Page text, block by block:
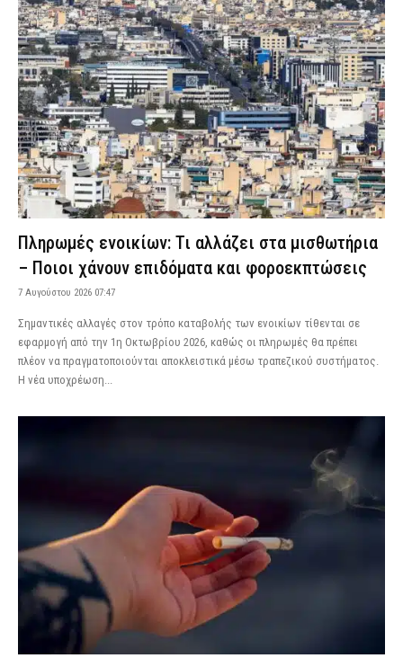
Πληρωμές ενοικίων: Τι αλλάζει στα μισθωτήρια
– Ποιοι χάνουν επιδόματα και φοροεκπτώσεις
7 Αυγούστου 2026 07:47
Σημαντικές αλλαγές στον τρόπο καταβολής των ενοικίων τίθενται σε
εφαρμογή από την 1η Οκτωβρίου 2026, καθώς οι πληρωμές θα πρέπει
πλέον να πραγματοποιούνται αποκλειστικά μέσω τραπεζικού συστήματος.
Η νέα υποχρέωση...